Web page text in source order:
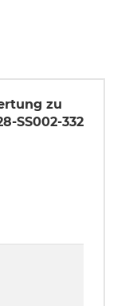
zu
SS002-332